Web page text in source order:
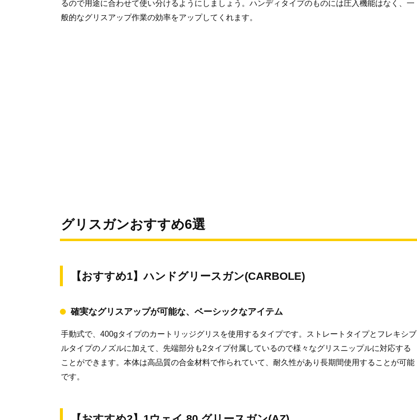
るので用途に合わせて使い分けるようにしましょう。ハンディタイプのものには圧入機能はなく、一
般的なグリスアップ作業の効率をアップしてくれます。
グリスガンおすすめ6選
【おすすめ1】ハンドグリースガン(CARBOLE)
確実なグリスアップが可能な、ベーシックなアイテム
手動式で、400gタイプのカートリッジグリスを使用するタイプです。ストレートタイプとフレキシブ
ルタイプのノズルに加えて、先端部分も2タイプ付属しているので様々なグリスニップルに対応する
ことができます。本体は高品質の合金材料で作られていて、耐久性があり長期間使用することが可能
です。